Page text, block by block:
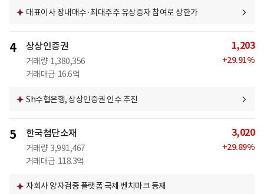
대표이사 장내매수·최대주주 유상증자 참여로 상한가
4 상상인증권
거래량 1,380,356
거래대금 16.6억
1,203
+29.91%
Sh수협은행, 상상인증권 인수 추진
5 한국첨단소재
거래량 3,991,467
거래대금 118.3억
3,020
+29.89%
자회사 양자검증 플랫폼 국제 벤치마크 등재